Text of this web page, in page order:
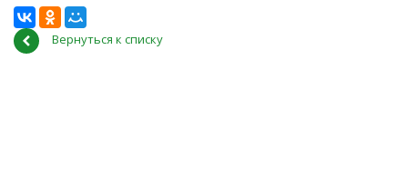
Вернуться к списку